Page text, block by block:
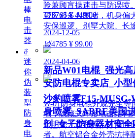
넶3765 ¥ 449.00
2024-12-05
新品W01电棍_强光
安防电棍专卖店_小
W-01防身电棍外观完全
电，隐藏式环形电击结构
照明毫无违和感，可悄悄
者。航空铝合金外壳抗摔
险兼顾盲操速击与防误喷
可应对多人围堵，机身偏
安保巡逻、别墅大院、长
넶4785 ¥ 99.00
2024-04-06
沙豹喷雾F15-MUSG-
身喷雾_SABRE美国
剂_女子防身器材安全
棒
电
击
器
ꁕ
迷
你
伪
装
型
防
身
电